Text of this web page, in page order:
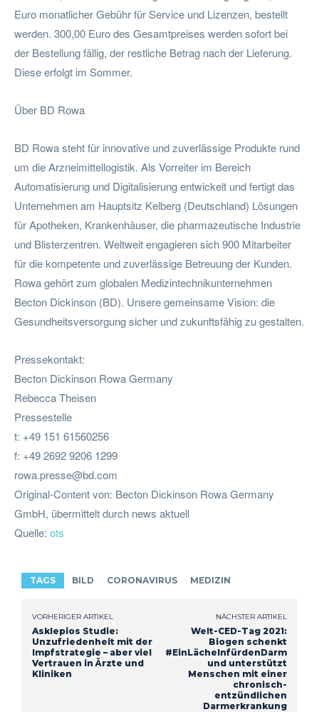
Euro monatlicher Gebühr für Service und Lizenzen, bestellt
werden. 300,00 Euro des Gesamtpreises werden sofort bei
der Bestellung fällig, der restliche Betrag nach der Lieferung.
Diese erfolgt im Sommer.
Über BD Rowa
BD Rowa steht für innovative und zuverlässige Produkte rund
um die Arzneimittellogistik. Als Vorreiter im Bereich
Automatisierung und Digitalisierung entwickelt und fertigt das
Unternehmen am Hauptsitz Kelberg (Deutschland) Lösungen
für Apotheken, Krankenhäuser, die pharmazeutische Industrie
und Blisterzentren. Weltweit engagieren sich 900 Mitarbeiter
für die kompetente und zuverlässige Betreuung der Kunden.
Rowa gehört zum globalen Medizintechnikunternehmen
Becton Dickinson (BD). Unsere gemeinsame Vision: die
Gesundheitsversorgung sicher und zukunftsfähig zu gestalten.
Pressekontakt:
Becton Dickinson Rowa Germany
Rebecca Theisen
Pressestelle
t: +49 151 61560256
f: +49 2692 9206 1299
rowa.presse@bd.com
Original-Content von: Becton Dickinson Rowa Germany
GmbH, übermittelt durch news aktuell
Quelle: ots
TAGS BILD CORONAVIRUS MEDIZIN
VORHERIGER ARTIKEL
Asklepios Studie:
Unzufriedenheit mit der
Impfstrategie – aber viel
Vertrauen in Ärzte und
Kliniken
NÄCHSTER ARTIKEL
Welt-CED-Tag 2021:
Biogen schenkt
#EinLächelnfürdenDarm
und unterstützt
Menschen mit einer
chronisch-
entzündlichen
Darmerkrankung